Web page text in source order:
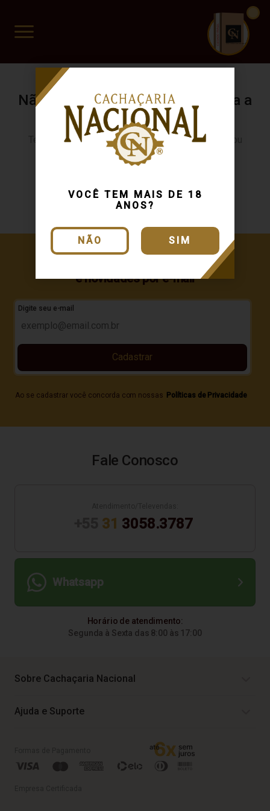
VOCÊ TEM MAIS DE 18
ANOS?
NÃO SIM
www.cachacarianacional.com.br
CUIDADO FRÁGIL
Não encontramos resultados para a
sua busca.
Tente buscar novamente usando outra categoria ou
produto
Continuar comprando
e novidades por e-mail
Digite seu e-mail
Ao se cadastrar você concorda com nossas Políticas de Privacidade
Cadastrar
Fale Conosco
31 3058.3787
Whatsapp
Horário de atendimento:
Segunda à Sexta das 8:00 às 17:00
Sobre Cachaçaria Nacional
Ajuda e Suporte